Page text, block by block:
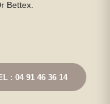
Bettex.
: 04 91 46 36 14